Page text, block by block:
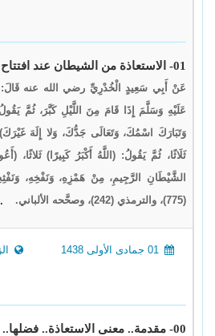
01- الاستعاذة من الشيطان عند افتتاح الصلاة
عَنْ أَبِي سَعِيدٍ الْخُدْرِيِّ رضي الله عنه
عَلَيْهِ وَسَلَّمَ إِذَا قَامَ مِنَ اللَّيْلِ كَبَّرَ، ثُمَّ
وَتَبَارَكَ اسْمُكَ، وَتَعَالَى جَدُّكَ، وَلا إِلَهَ
ثَلَاثًا، ثُمَّ يَقُولُ: (اللَّهُ أَكْبَرُ كَبِيرًا) ثَلاثًا،
الشَّيْطَانِ الرَّجِيمِ، مِنْ هَمْزِهِ، وَنَفْخِهِ،
(775)، والترمذي (242)، وصحَّحه الألباني.
00- مقدمة.. معنى الاستعاذة.. فضلها.. أنواعها.. أركانها